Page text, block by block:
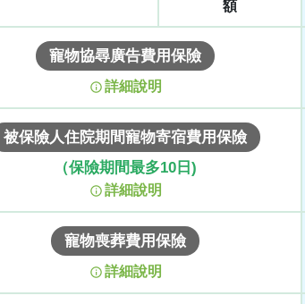
額
寵物協尋廣告費用保險
詳細說明
被保險人住院期間寵物寄宿費用保險
（保險期間最多10日)
詳細說明
寵物喪葬費用保險
詳細說明